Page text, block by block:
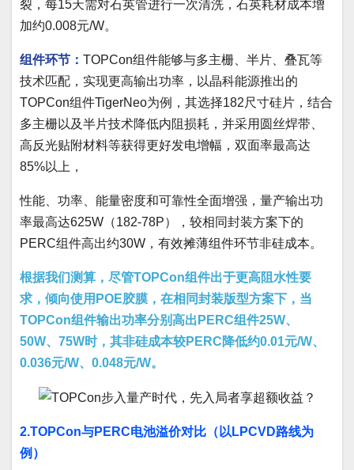
裂，每15天需对石英管进行一次清洗，石英耗材成本增
加约0.008元/W。
组件环节： TOPCon组件能够与多主栅、半片、叠瓦等
技术匹配，实现更高输出功率，以晶科能源推出的
TOPCon组件TigerNeo为例，其选择182尺寸硅片，结合
多主栅以及半片技术降低内阻损耗，并采用圆丝焊带、
高反光贴附材料等获得更好发电增幅，双面率最高达
85%以上，
性能、功率、能量密度和可靠性全面增强，量产输出功
率最高达625W（182-78P），较相同封装方案下的
PERC组件高出约30W，有效摊薄组件环节非硅成本。
根据我们测算，尽管TOPCon组件出于更高阻水性要
求，倾向使用POE胶膜，在相同封装版型方案下，当
TOPCon组件输出功率分别高出PERC组件25W、
50W、75W时，其非硅成本较PERC降低约0.01元/W、
0.036元/W、0.048元/W。
2.TOPCon与PERC电池溢价对比（以LPCVD路线为
例）